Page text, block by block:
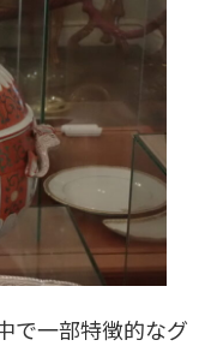
で一部特徴的なグ